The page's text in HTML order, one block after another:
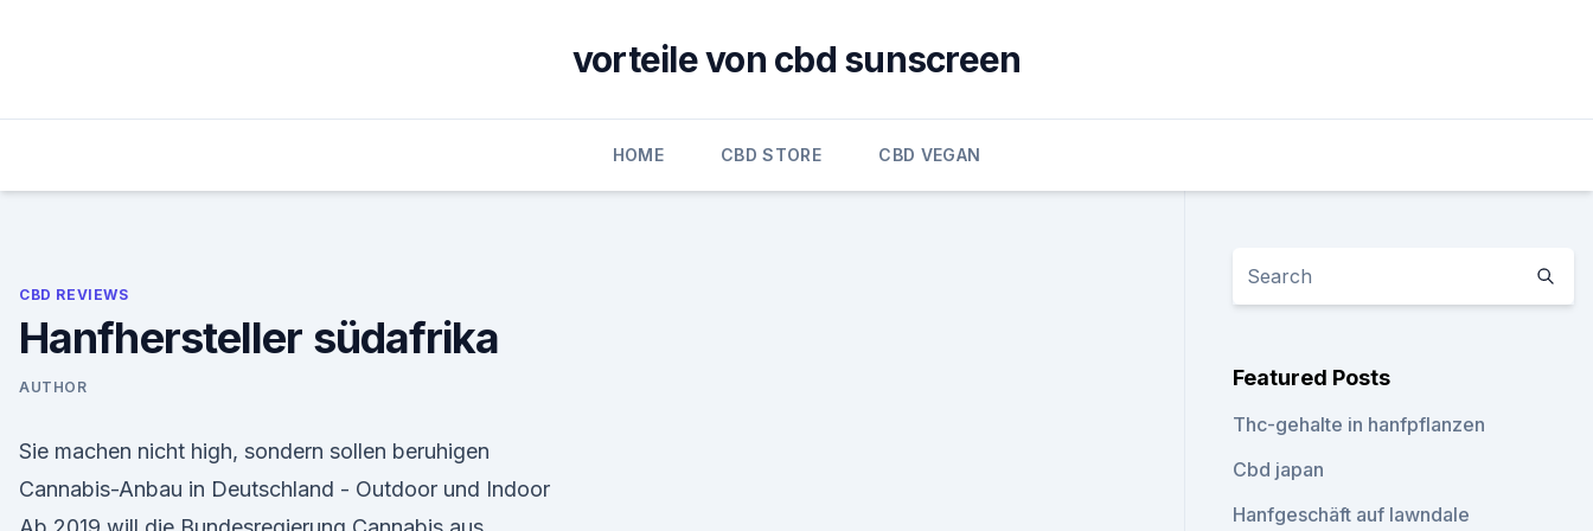
vorteile von cbd sunscreen
HOME CBD STORE CBD VEGAN
CBD REVIEWS
Hanfhersteller südafrika
AUTHOR
Sie machen nicht high, sondern sollen beruhigen
Cannabis-Anbau in Deutschland - Outdoor und Indoor
Featured Posts
Thc-gehalte in hanfpflanzen
Cbd japan
Hanfgeschäft auf lawndale